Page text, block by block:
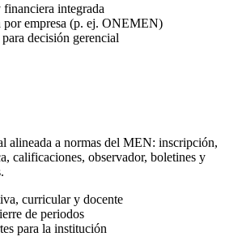
integrada
por empresa (p. ej. ONEMEN)
decisión gerencial
alineada a normas del MEN: inscripción,
calificaciones, observador, boletines y
curricular y docente
de periodos
para la institución